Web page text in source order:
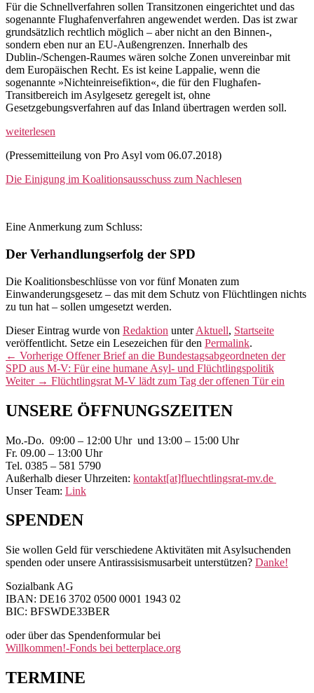
Für die Schnellverfahren sollen Transitzonen eingerichtet und das
sogenannte Flughafenverfahren angewendet werden. Das ist zwar
grundsätzlich rechtlich möglich – aber nicht an den Binnen-,
sondern eben nur an EU-Außengrenzen. Innerhalb des
Dublin-/Schengen-Raumes wären solche Zonen unvereinbar mit
dem Europäischen Recht. Es ist keine Lappalie, wenn die
sogenannte »Nichteinreisefiktion«, die für den Flughafen-
Transitbereich im Asylgesetz geregelt ist, ohne
Gesetzgebungsverfahren auf das Inland übertragen werden soll.
weiterlesen
(Pressemitteilung von Pro Asyl vom 06.07.2018)
Die Einigung im Koalitionsausschuss zum Nachlesen
Eine Anmerkung zum Schluss:
Der Verhandlungserfolg der SPD
Die Koalitionsbeschlüsse von vor fünf Monaten zum
Einwanderungsgesetz – das mit dem Schutz von Flüchtlingen nichts
zu tun hat – sollen umgesetzt werden.
Dieser Eintrag wurde von Redaktion unterAktuell, Startseite
veröffentlicht. Setze ein Lesezeichen für den Permalink.
Beitragsnavigation
← Vorherige Vorheriger
Beitrag:
Offener Brief an die Bundestagsabgeordneten der
SPD aus M-V: Für eine humane Asyl- und Flüchtlingspolitik
Weiter → Nächster
Flüchtlingsrat M-V lädt zum Tag der offenen Tür ein
Primärer
Widgetbereich
UNSERE ÖFFNUNGSZEITEN
Mo.-Do. 09:00 – 12:00 Uhr und 13:00 – 15:00 Uhr
Fr. 09.00 – 13:00 Uhr
Tel. 0385 – 581 5790
Außerhalb dieser Uhrzeiten: kontakt[at]fluechtlingsrat-mv.de
Unser Team: Link
SPENDEN
Sie wollen Geld für verschiedene Aktivitäten mit Asylsuchenden
spenden oder unsere Antirassisismusarbeit unterstützen? Danke!
Sozialbank AG
IBAN: DE16 3702 0500 0001 1943 02
BIC: BFSWDE33BER
oder über das Spendenformular bei
Willkommen!-Fonds bei betterplace.org
TERMINE